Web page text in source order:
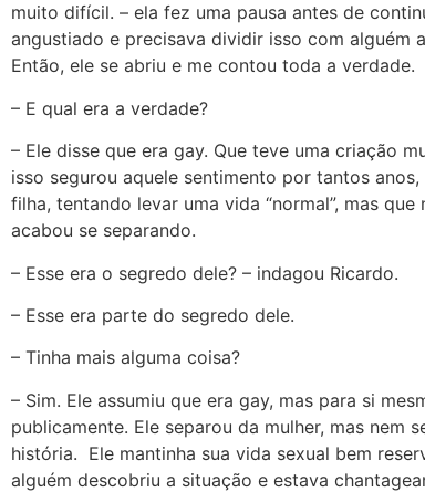
muito difícil. – ela fez uma pausa antes de
angustiado e precisava dividir isso com alguém
Então, ele se abriu e me contou toda a verdade.
– E qual era a verdade?
– Ele disse que era gay. Que teve uma criação
isso segurou aquele sentimento por tantos
filha, tentando levar uma vida “normal”, mas
acabou se separando.
– Esse era o segredo dele? – indagou Ricardo.
– Esse era parte do segredo dele.
– Tinha mais alguma coisa?
– Sim. Ele assumiu que era gay, mas para si
publicamente. Ele separou da mulher, mas nem
história. Ele mantinha sua vida sexual bem
alguém descobriu a situação e estava